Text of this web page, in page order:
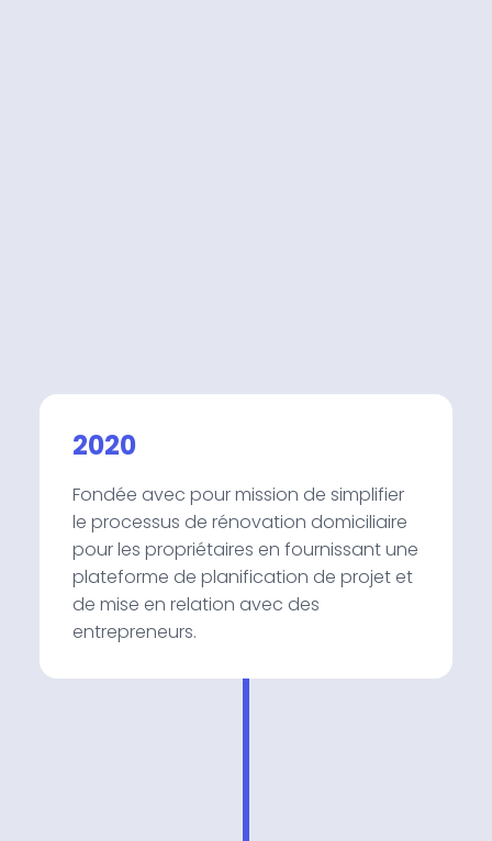
2020
Fondée avec pour mission de simplifier
le processus de rénovation domiciliaire
pour les propriétaires en fournissant une
plateforme de planification de projet et
de mise en relation avec des
entrepreneurs.